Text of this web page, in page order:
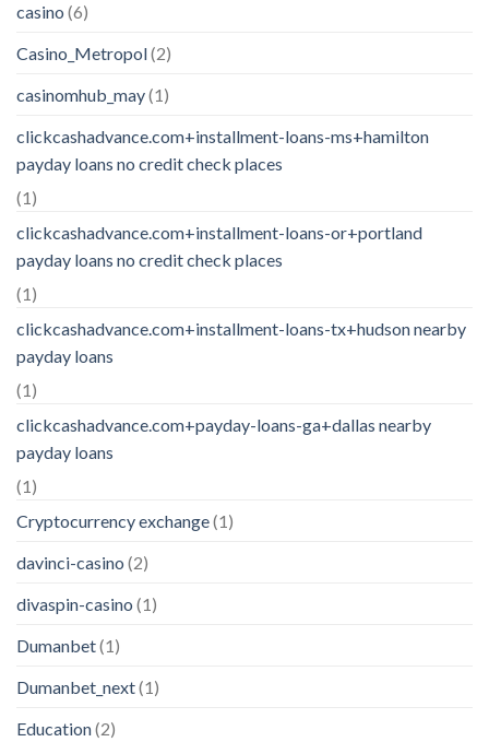
casino (6)
Casino_Metropol(2)
casinomhub_may(1)
clickcashadvance.com+installment-loans-ms+hamilton
payday loans no credit check places
(1)
clickcashadvance.com+installment-loans-or+portland
payday loans no credit check places
(1)
clickcashadvance.com+installment-loans-tx+hudson nearby
payday loans
(1)
clickcashadvance.com+payday-loans-ga+dallas nearby
payday loans
(1)
Cryptocurrency exchange(1)
davinci-casino (2)
divaspin-casino (1)
Dumanbet(1)
Dumanbet_next(1)
Education(2)